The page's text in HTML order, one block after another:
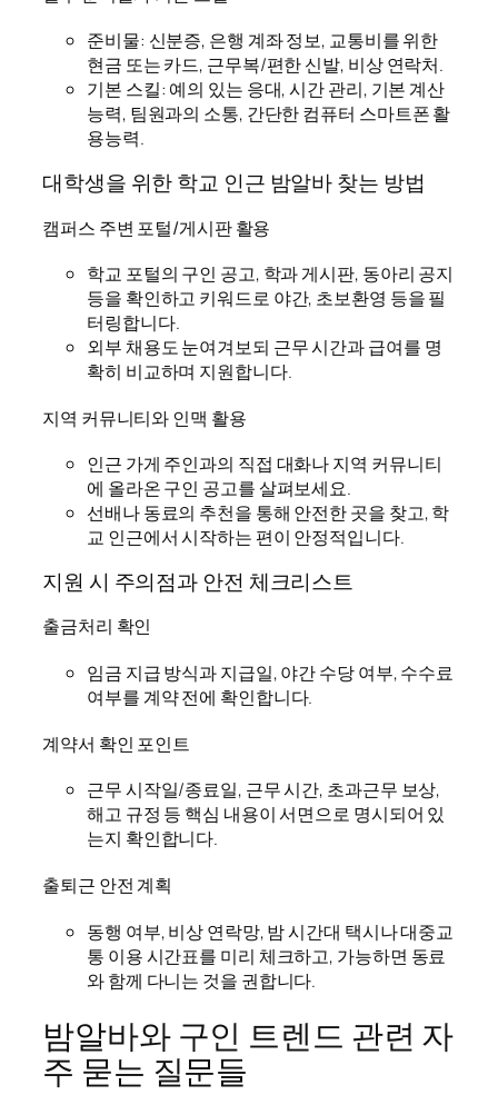
준비물: 신분증, 은행 계좌 정보, 교통비를 위한
현금 또는 카드, 근무복/편한 신발, 비상 연락처.
기본 스킬: 예의 있는 응대, 시간 관리, 기본 계산
능력, 팀원과의 소통, 간단한 컴퓨터 스마트폰 활
용능력.
대학생을 위한 학교 인근 밤알바 찾는 방법
캠퍼스 주변 포털/게시판 활용
학교 포털의 구인 공고, 학과 게시판, 동아리 공지
등을 확인하고 키워드로 야간, 초보환영 등을 필
터링합니다.
외부 채용도 눈여겨보되 근무 시간과 급여를 명
확히 비교하며 지원합니다.
지역 커뮤니티와 인맥 활용
인근 가게 주인과의 직접 대화나 지역 커뮤니티
에 올라온 구인 공고를 살펴보세요.
선배나 동료의 추천을 통해 안전한 곳을 찾고, 학
교 인근에서 시작하는 편이 안정적입니다.
지원 시 주의점과 안전 체크리스트
출금처리 확인
임금 지급 방식과 지급일, 야간 수당 여부, 수수료
여부를 계약 전에 확인합니다.
계약서 확인 포인트
근무 시작일/종료일, 근무 시간, 초과근무 보상,
해고 규정 등 핵심 내용이 서면으로 명시되어 있
는지 확인합니다.
출퇴근 안전 계획
동행 여부, 비상 연락망, 밤 시간대 택시나 대중교
통 이용 시간표를 미리 체크하고, 가능하면 동료
와 함께 다니는 것을 권합니다.
밤알바와 구인 트렌드 관련 자
주 묻는 질문들